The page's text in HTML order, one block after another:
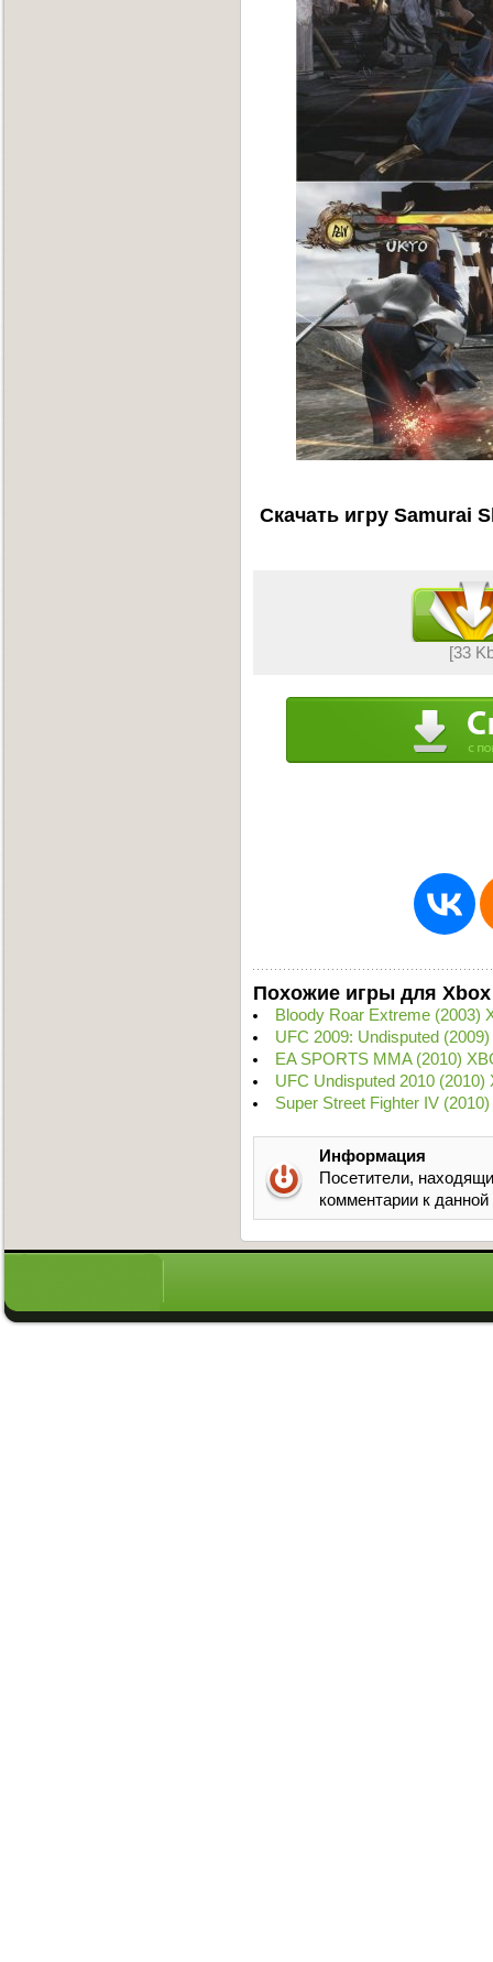
Скачать игру Samurai
[33
Похожие игры для Xbox
Bloody Roar Extreme (2003)
UFC 2009: Undisputed
EA SPORTS MMA (2010)
UFC Undisputed 2010 (2010)
Super Street Fighter IV
Информация
Посетители,
комментарии к